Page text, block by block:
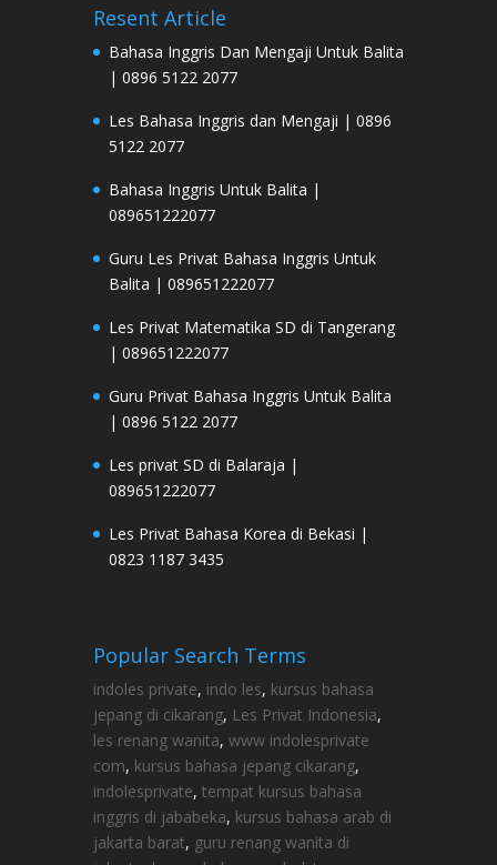
Resent Article
Bahasa Inggris Dan Mengaji Untuk Balita
| 0896 5122 2077
Les Bahasa Inggris dan Mengaji | 0896
5122 2077
Bahasa Inggris Untuk Balita |
089651222077
Guru Les Privat Bahasa Inggris Untuk
Balita | 089651222077
Les Privat Matematika SD di Tangerang
| 089651222077
Guru Privat Bahasa Inggris Untuk Balita
| 0896 5122 2077
Les privat SD di Balaraja |
089651222077
Les Privat Bahasa Korea di Bekasi |
0823 1187 3435
Popular Search Terms
indoles private, indo les, kursus bahasa
jepang di cikarang, Les Privat Indonesia,
les renang wanita, www indolesprivate
com, kursus bahasa jepang cikarang,
indolesprivate, tempat kursus bahasa
inggris di jababeka, kursus bahasa arab di
jakarta barat, guru renang wanita di